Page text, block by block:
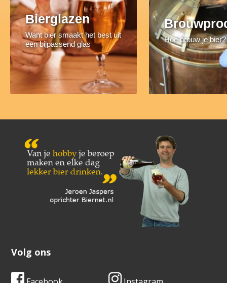
Bierglazen
Want bier smaakt het best uit
een bijpassend glas
Hoe brouw je bier?
Volg ons